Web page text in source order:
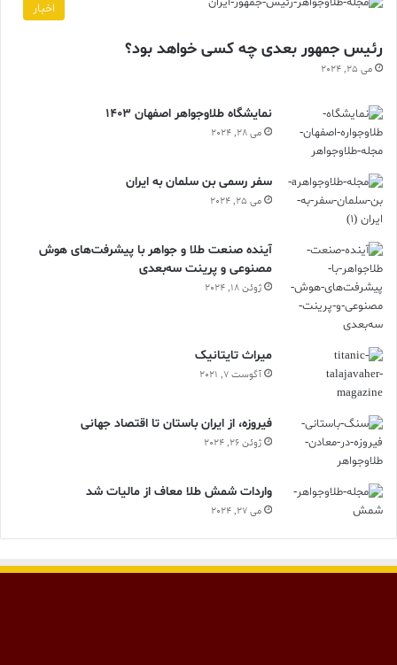
اخبار
رئیس جمهور بعدی چه کسی خواهد بود؟
می 25, 2024
نمایشگاه طلاوجواهر اصفهان 1403
می 28, 2024
سفر رسمی بن سلمان به ایران
می 25, 2024
آینده صنعت طلا و جواهر با پیشرفت‌های هوش
مصنوعی و پرینت سه‌بعدی
ژوئن 18, 2024
ميراث تايتانيک
آگوست 7, 2021
فیروزه، از ایران باستان تا اقتصاد جهانی
ژوئن 26, 2024
واردات شمش طلا معاف از مالیات شد
می 27, 2024